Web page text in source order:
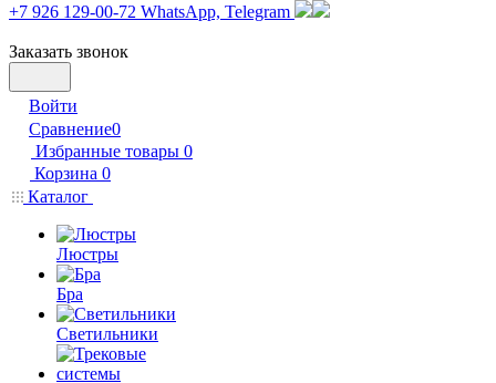
+7 926 129-00-72 WhatsApp, Telegram
Заказать звонок
Войти
Сравнение0
Избранные товары 0
Корзина 0
Каталог
Люстры
Бра
Светильники